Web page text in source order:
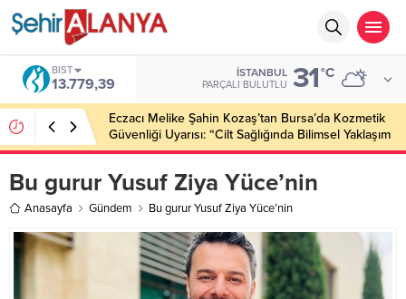
DOLAR
47,7111
İSTANBUL
PARÇALI BULUTLU 31°C
Adalet Partisi Alanya İlçe Başkanı Şükrü Güneri:
“Çiftçimizin Yanında Olacağız, Üreten Alanya Dünya
Markası Olacak”
Bu gurur Yusuf Ziya Yüce’nin
Anasayfa Gündem Bu gurur Yusuf Ziya Yüce’nin